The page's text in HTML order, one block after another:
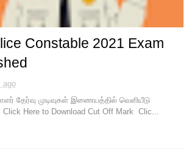
Constable 2021 Exam
ago
தேர்வு முடிவுகள் இணையத்தில் வெளியீடு
Here to Download Cut Off Mark Clic...